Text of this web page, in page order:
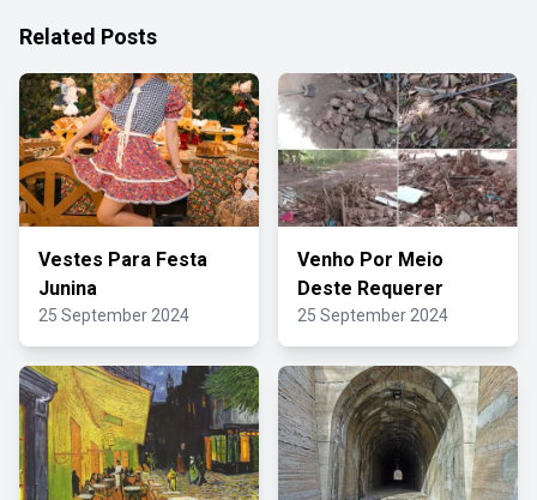
Related Posts
Vestes Para Festa
Junina
25 September 2024
Venho Por Meio
Deste Requerer
25 September 2024